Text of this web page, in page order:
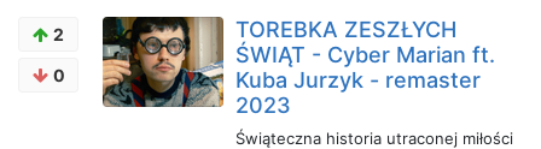
2
0
TOREBKA ZESZŁYCH
ŚWIĄT - Cyber Marian ft.
Kuba Jurzyk - remaster
2023
Świąteczna historia utraconej miłości